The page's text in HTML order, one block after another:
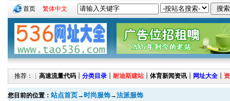
首页 繁体中文
推荐：┊ 高速流量代码 ┊ 分类目录 ┊ 耐迪斯建站 ┊ 体育新闻资讯 ┊ 网址大全 ┊
您目前的位置： 站点首页→ 时尚服饰→法派服饰